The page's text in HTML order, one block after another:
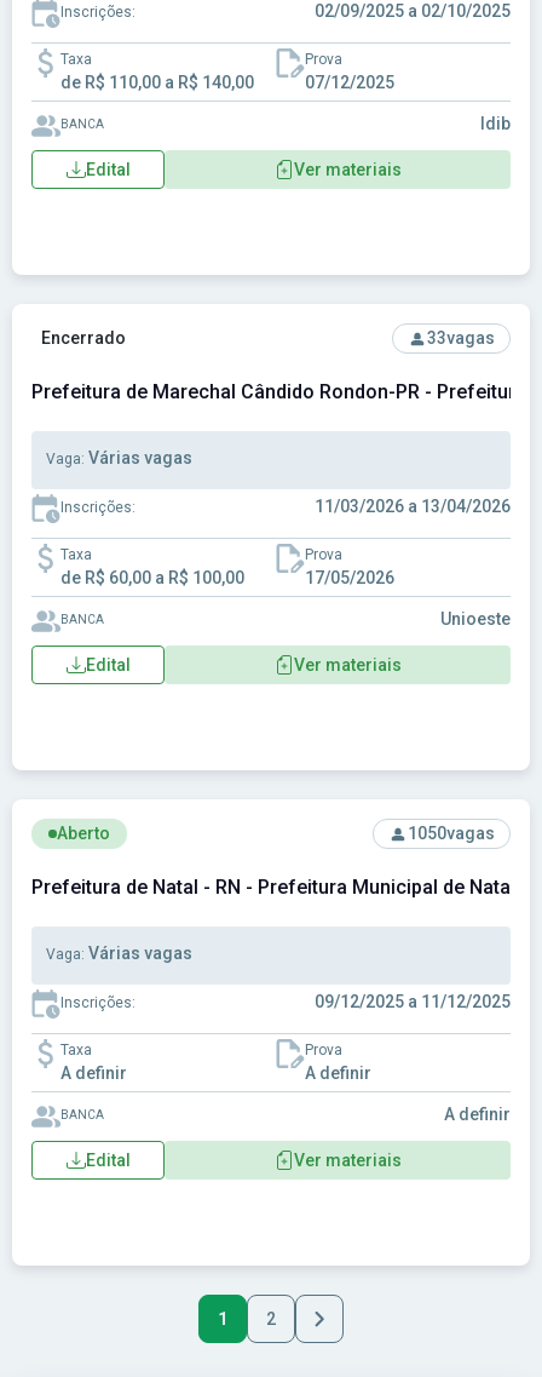
Inscrições: 02/09/2025 a 02/10/2025
Taxa
de R$ 110,00 a R$ 140,00
Prova
07/12/2025
BANCA Idib
Edital Ver materiais
Ver concurso: Prefeitura de Marechal Cândido Rondon-PR
Encerrado 33vagas
Prefeitura de Marechal Cândido Rondon-PR - Prefeitura
Vaga: Várias vagas
Inscrições: 11/03/2026 a 13/04/2026
Taxa
de R$ 60,00 a R$ 100,00
Prova
17/05/2026
BANCA Unioeste
Edital Ver materiais
Ver concurso: Prefeitura de Natal - RN - Prefeitura
Aberto 1050vagas
Prefeitura de Natal - RN - Prefeitura Municipal de Natal -
Vaga: Várias vagas
Inscrições: 09/12/2025 a 11/12/2025
Taxa
A definir
Prova
A definir
BANCA A definir
Edital Ver materiais
1 2